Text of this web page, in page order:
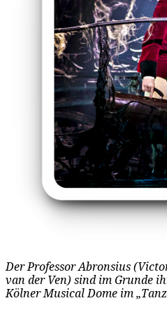
Der Professor Abronsius
van der Ven) sind im Grunde
Kölner Musical Dome im